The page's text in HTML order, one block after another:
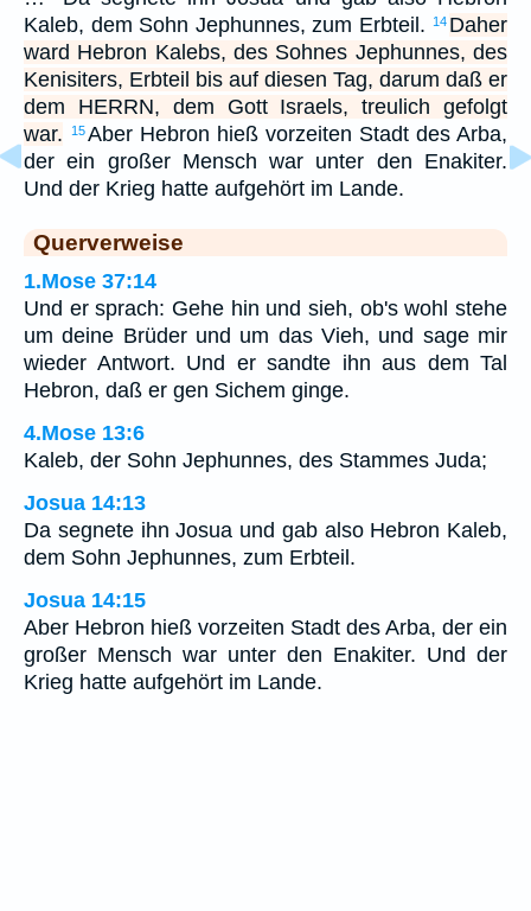
Kaleb, dem Sohn Jephunnes, zum Erbteil.
14 Daher
ward Hebron Kalebs, des Sohnes Jephunnes, des
Kenisiters, Erbteil bis auf diesen Tag, darum daß er
dem HERRN, dem Gott Israels, treulich gefolgt
war.
15Aber Hebron hieß vorzeiten Stadt des Arba,
der ein großer Mensch war unter den Enakiter.
Und der Krieg hatte aufgehört im Lande.
Querverweise
1.Mose 37:14
Und er sprach: Gehe hin und sieh, ob's wohl stehe
um deine Brüder und um das Vieh, und sage mir
wieder Antwort. Und er sandte ihn aus dem Tal
Hebron, daß er gen Sichem ginge.
4.Mose 13:6
Kaleb, der Sohn Jephunnes, des Stammes Juda;
Josua 14:13
Da segnete ihn Josua und gab also Hebron Kaleb,
dem Sohn Jephunnes, zum Erbteil.
Josua 14:15
Aber Hebron hieß vorzeiten Stadt des Arba, der ein
großer Mensch war unter den Enakiter. Und der
Krieg hatte aufgehört im Lande.